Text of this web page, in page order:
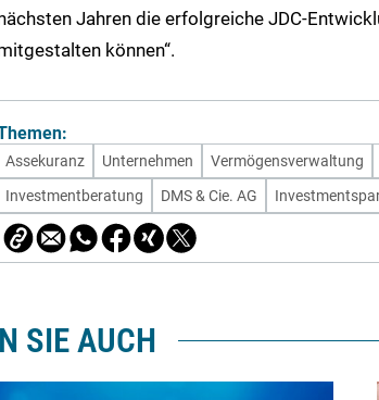
Jahren die erfolgreiche JDC-
können“.
Assekuranz Unternehmen Vermögensverwaltung
Investmentberatung
DMS & Cie. AG
SIE AUCH